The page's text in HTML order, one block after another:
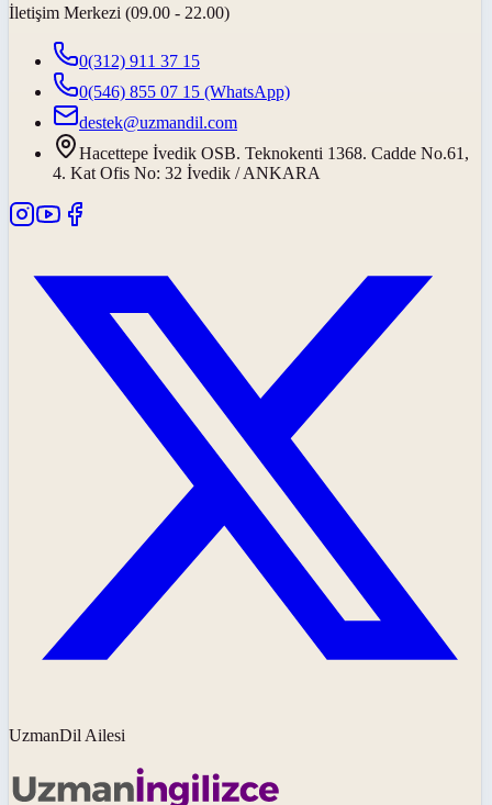
İletişim Merkezi (09.00 - 22.00)
0(312) 911 37 15
0(546) 855 07 15 (WhatsApp)
destek@uzmandil.com
Hacettepe İvedik OSB. Teknokenti 1368. Cadde No.61,
4. Kat Ofis No: 32 İvedik / ANKARA
UzmanDil Ailesi